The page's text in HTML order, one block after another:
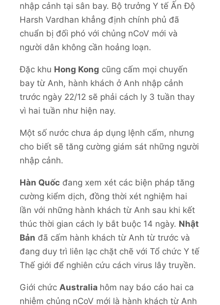
nhập cảnh tại sân bay. Bộ trưởng Y tế Ấn Độ
Harsh Vardhan khẳng định chính phủ đã
chuẩn bị đối phó với chủng nCoV mới và
người dân không cần hoảng loạn.
Đặc khu Hong Kong cũng cấm mọi chuyến
bay từ Anh, hành khách ở Anh nhập cảnh
trước ngày 22/12 sẽ phải cách ly 3 tuần thay
vì hai tuần như hiện nay.
Một số nước chưa áp dụng lệnh cấm, nhưng
cho biết sẽ tăng cường giám sát những người
nhập cảnh.
Hàn Quốc đang xem xét các biện pháp tăng
cường kiểm dịch, đồng thời xét nghiệm hai
lần với những hành khách từ Anh sau khi kết
thúc thời gian cách ly bắt buộc 14 ngày. Nhật
Bản đã cấm hành khách từ Anh từ trước và
đang duy trì liên lạc chặt chẽ với Tổ chức Y tế
Thế giới để nghiên cứu cách virus lây truyền.
Giới chức Australia hôm nay báo cáo hai ca
nhiễm chủng nCoV mới là hành khách từ Anh